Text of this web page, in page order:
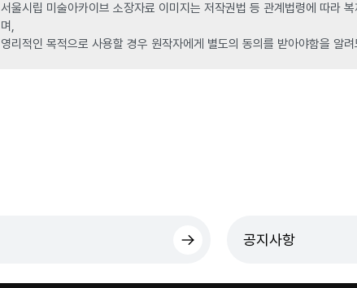
서울시립 미술아카이브 소장자료 이미지는 저작권법 등 관계법령에 따라
며,
영리적인 목적으로 사용할 경우 원작자에게 별도의 동의를 받아야함을 알
공지사항